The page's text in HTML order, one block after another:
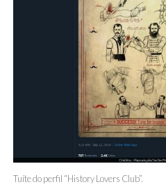
Tuíte do perfil “History Lovers Club”.